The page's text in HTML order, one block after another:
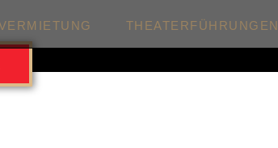
THEATERFÜHRUNGEN